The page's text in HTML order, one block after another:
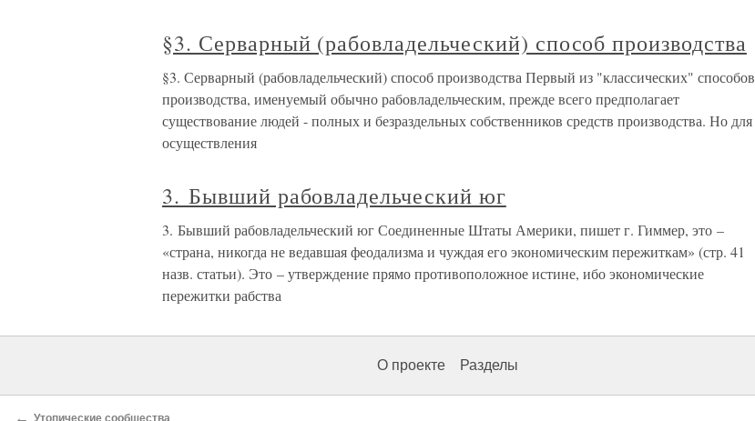
§3. Серварный (рабовладельческий) способ производства
§3. Серварный (рабовладельческий) способ производства Первый из "классических" способов
производства, именуемый обычно рабовладельческим, прежде всего предполагает
существование людей - полных и безраздельных собственников средств производства. Но для
осуществления
3. Бывший рабовладельческий юг
3. Бывший рабовладельческий юг Соединенные Штаты Америки, пишет г. Гиммер, это –
«страна, никогда не ведавшая феодализма и чуждая его экономическим пережиткам» (стр. 41
назв. статьи). Это – утверждение прямо противоположное истине, ибо экономические
пережитки рабства
О проекте Разделы
← Утопические сообщества